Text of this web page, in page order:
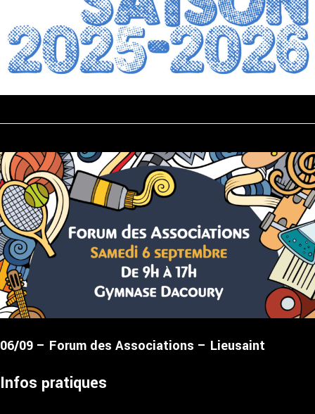
06/09 – Forum des Associations – Lieusaint
Infos pratiques